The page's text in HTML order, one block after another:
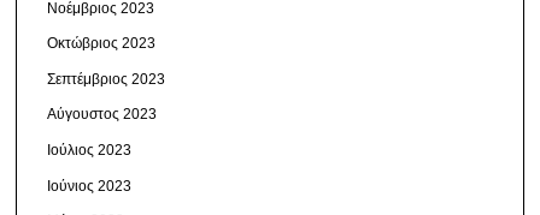
Νοέμβριος 2023
Οκτώβριος 2023
Σεπτέμβριος 2023
Αύγουστος 2023
Ιούλιος 2023
Ιούνιος 2023